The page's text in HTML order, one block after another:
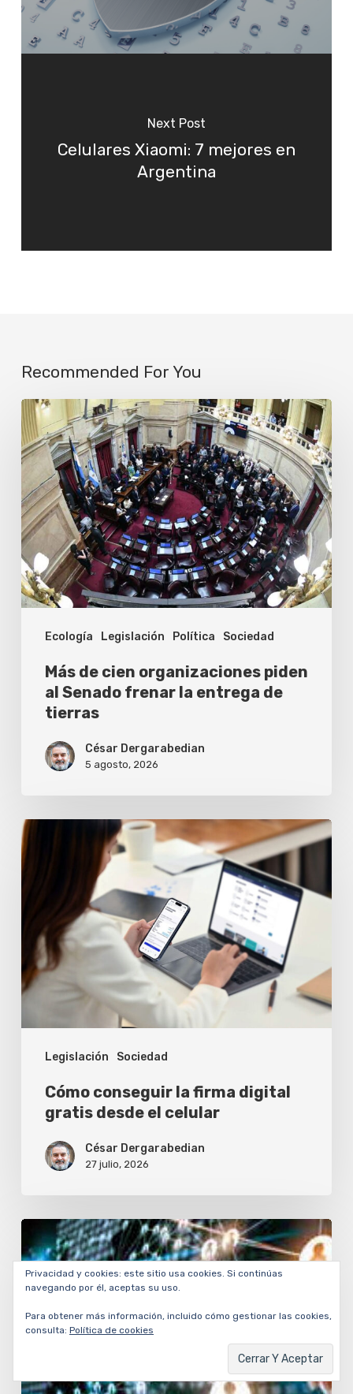
Next Post
Celulares Xiaomi: 7 mejores en
Argentina
Recommended For You
Ecología Legislación Política Sociedad
Más
de
cien
organizaciones
piden
al
Senado
frenar
la
entrega
tierras
Más de cien organizaciones piden
al Senado frenar la entrega de
tierras
César Dergarabedian
5 agosto, 2026
Legislación Sociedad
Cómo
conseguir
la
digital
gratis
desde
celular
Cómo conseguir la firma digital
gratis desde el celular
César Dergarabedian
27 julio, 2026
Empresarios
debaten
sobre
ético
valores
Privacidad y cookies: este sitio usa cookies. Si continúas
navegando por él, aceptas su uso.
Para obtener más información, incluido cómo gestionar las cookies,
consulta: Política de cookies